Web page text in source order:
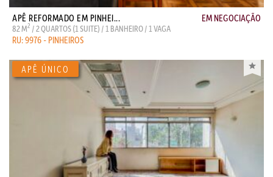
APÊ REFORMADO EM PINHEI... EM NEGOCIAÇÃO
82 M2 / 2 QUARTOS (1 SUITE) / 1 BANHEIRO / 1 VAGA
RU: 9976 - PINHEIROS